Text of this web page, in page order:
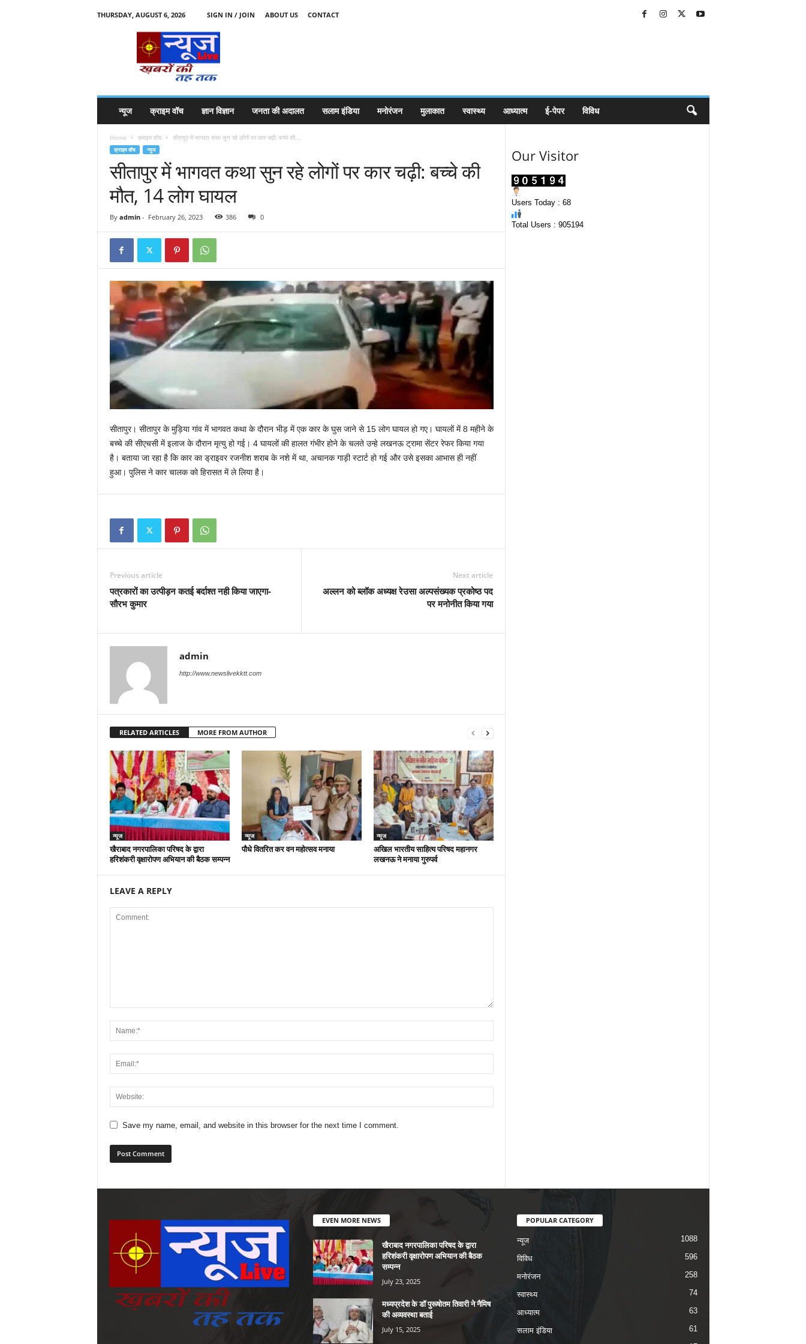
THURSDAY, AUGUST 6, 2026 SIGN IN / JOIN ABOUT US
CONTACT
न्यूज क्राइम वॉच ज्ञान विज्ञान जनता की अदालत सलाम इंडिया मनोरंजन मुलाकात स्वास्थ्य आध्यात्म ई-पेपर विविध
Home क्राइम वॉच सीतापुर में भागवत कथा सुन रहे लोगों पर कार चढ़ी: बच्चे की...
क्राइम वॉच न्यूज
सीतापुर में भागवत कथा सुन रहे लोगों पर कार चढ़ी: बच्चे की
मौत, 14 लोग घायल
By admin- February 26, 2023 386 0
सीतापुर। सीतापुर के मुड़िया गांव में भागवत कथा के दौरान भीड़ में एक कार के घुस जाने से 15 लोग घायल हो गए। घायलों में 8 महीने के
बच्चे की सीएचसी में इलाज के दौरान मृत्यु हो गई। 4 घायलों की हालत गंभीर होने के चलते उन्हे लखनऊ ट्रामा सेंटर रेफर किया गया
है। बताया जा रहा है कि कार का ड्राइवर रजनीश शराब के नशे में था, अचानक गाड़ी स्टार्ट हो गई और उसे इसका आभास ही नहीं
हुआ। पुलिस ने कार चालक को हिरासत में ले लिया है।
Previous article
पत्रकारों का उत्पीड़न कतई बर्दाश्त नही किया जाएगा-
सौरभ कुमार
Next article
अल्लन को ब्लॉक अध्यक्ष रेउसा अल्पसंख्यक प्रकोष्ठ पद
पर मनोनीत किया गया
admin
http://www.newslivekktt.com
RELATED ARTICLES MORE FROM AUTHOR
न्यूज
खैराबाद नगरपालिका परिषद के द्वारा
हरिशंकरी वृक्षारोपण अभियान की बैठक सम्पन्न
न्यूज
पौधे वितरित कर वन महोत्सव मनाया
न्यूज
अखिल भारतीय साहित्य परिषद महानगर
लखनऊ ने मनाया गुरुपर्व
LEAVE A REPLY
Save my name, email, and website in this browser for the next time I comment.
Our Visitor
Users Today : 68
Total Users : 905194
EVEN MORE NEWS
खैराबाद नगरपालिका परिषद के द्वारा
हरिशंकरी वृक्षारोपण अभियान की बैठक
सम्पन्न
July 23, 2025
मध्यप्रदेश के डॉ पुरूषोतम तिवारी ने नैमिष
की अव्यवस्था बताई
July 15, 2025
POPULAR CATEGORY
न्यूज 1088
विविध 596
मनोरंजन 258
स्वास्थ्य 74
आध्यात्म 63
सलाम इंडिया 61